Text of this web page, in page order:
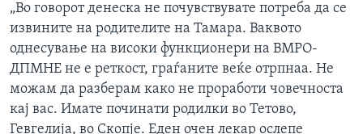
„Во говорот денеска не почувствувате потреба да се
извините на родителите на Тамара. Ваквото
однесување на високи функционери на ВМРО-
ДПМНЕ не е реткост, граѓаните веќе отрпнаа. Не
можам да разберам како не проработи човечноста
кај вас. Имате починати родилки во Тетово,
Гевгелија, во Скопје. Еден очен лекар ослепе